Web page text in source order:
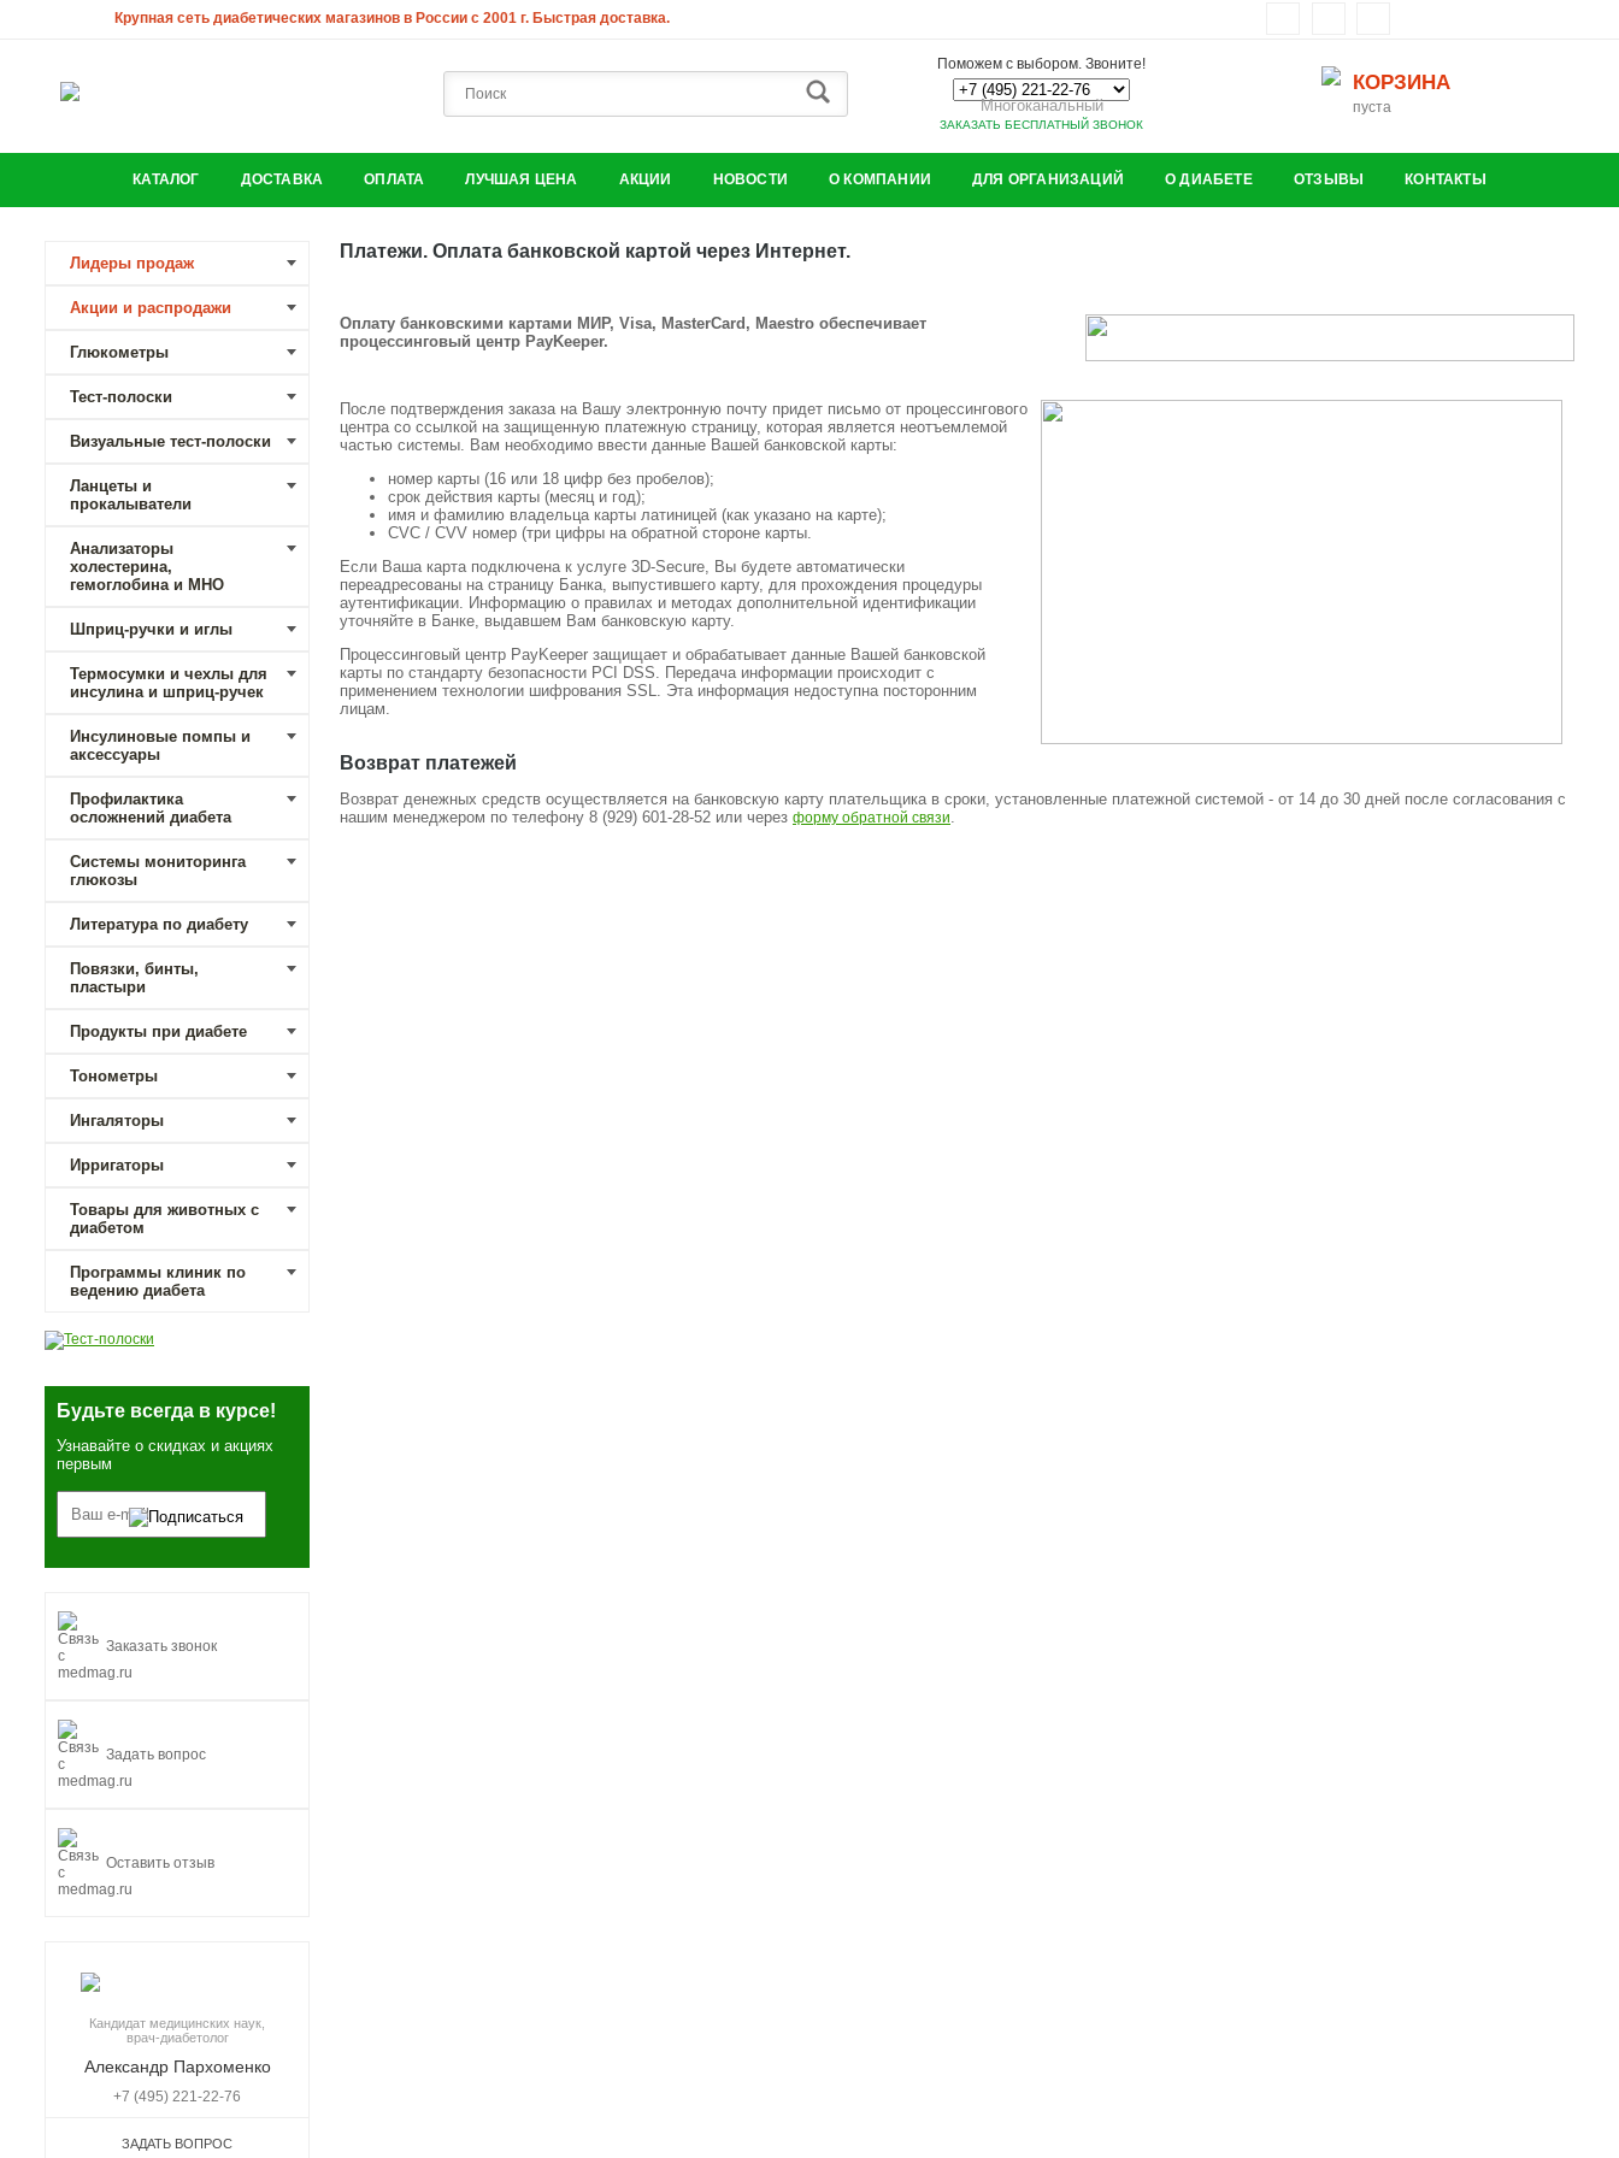
Крупная сеть диабетических магазинов в России с 2001 г. Быстрая доставка.
Поможем с выбором. Звоните!
Многоканальный
ЗАКАЗАТЬ БЕСПЛАТНЫЙ ЗВОНОК
КОРЗИНА
пуста
КАТАЛОГ ДОСТАВКА ОПЛАТА ЛУЧШАЯ ЦЕНА АКЦИИ НОВОСТИ О КОМПАНИИ ДЛЯ ОРГАНИЗАЦИЙ О ДИАБЕТЕ ОТЗЫВЫ КОНТАКТЫ
Лидеры продаж
Акции и распродажи
Глюкометры
Тест-полоски
Визуальные тест-полоски
Ланцеты и
прокалыватели
Анализаторы
холестерина,
гемоглобина и МНО
Шприц-ручки и иглы
Термосумки и чехлы для
инсулина и шприц-ручек
Инсулиновые помпы и
аксессуары
Профилактика
осложнений диабета
Системы мониторинга
глюкозы
Литература по диабету
Повязки, бинты,
пластыри
Продукты при диабете
Тонометры
Ингаляторы
Ирригаторы
Товары для животных с
диабетом
Программы клиник по
ведению диабета
Будьте всегда в курсе!
Узнавайте о скидках и акциях
первым
Заказать звонок
Задать вопрос
Оставить отзыв
Кандидат медицинских наук,
врач-диабетолог
Александр Пархоменко
+7 (495) 221-22-76
ЗАДАТЬ ВОПРОС
Платежи. Оплата банковской картой через Интернет.
Оплату банковскими картами МИР, Visa, MasterCard, Maestro обеспечивает
процессинговый центр PayKeeper.
После подтверждения заказа на Вашу электронную почту придет письмо от процессингового
центра со ссылкой на защищенную платежную страницу, которая является неотъемлемой
частью системы. Вам необходимо ввести данные Вашей банковской карты:
номер карты (16 или 18 цифр без пробелов);
срок действия карты (месяц и год);
имя и фамилию владельца карты латиницей (как указано на карте);
CVC / CVV номер (три цифры на обратной стороне карты.
Если Ваша карта подключена к услуге 3D-Secure, Вы будете автоматически
переадресованы на страницу Банка, выпустившего карту, для прохождения процедуры
аутентификации. Информацию о правилах и методах дополнительной идентификации
уточняйте в Банке, выдавшем Вам банковскую карту.
Процессинговый центр PayKeeper защищает и обрабатывает данные Вашей банковской
карты по стандарту безопасности PCI DSS. Передача информации происходит с
применением технологии шифрования SSL. Эта информация недоступна посторонним
лицам.
Возврат платежей
Возврат денежных средств осуществляется на банковскую карту плательщика в сроки, установленные платежной системой - от 14 до 30 дней после согласования с
нашим менеджером по телефону 8 (929) 601-28-52 или через форму обратной связи